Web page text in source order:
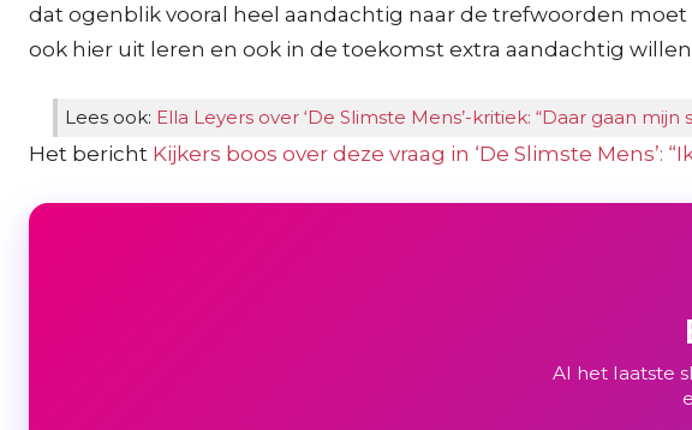
dat ogenblik vooral heel aandachtig naar de trefwoorden
ook hier uit leren en ook in de toekomst extra aandachtig
Lees ook: Ella Leyers over ‘De Slimste Mens’-kritiek: “Daar gaan
Het bericht Kijkers boos over deze vraag in ‘De Slimste Mens’:
Al het laatste